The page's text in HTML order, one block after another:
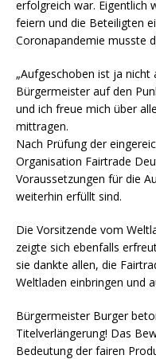
erfolgreich war. Eigentlich
feiern und die Beteiligten
Coronapandemie musste
„Aufgeschoben ist ja nicht
Bürgermeister auf den
und ich freue mich über
mittragen.
Nach Prüfung der
Organisation Fairtrade
Voraussetzungen für die
weiterhin erfüllt sind.
Die Vorsitzende vom
zeigte sich ebenfalls
sie dankte allen, die
Weltladen einbringen und
Bürgermeister Burger
Titelverlängerung! Das
Bedeutung der fairen